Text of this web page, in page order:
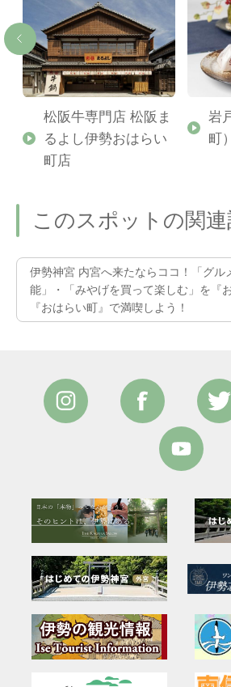
松阪牛専門店 松阪ま
るよし伊勢おはらい
町店
岩
町）
このスポットの関連
伊勢神宮 内宮へ来たならココ！「グル
能」・「みやげを買って楽しむ」を『
『おはらい町』で満喫しよう！